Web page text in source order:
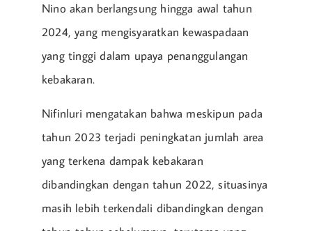
Nino akan berlangsung hingga awal tahun
2024, yang mengisyaratkan kewaspadaan
yang tinggi dalam upaya penanggulangan
kebakaran.
Nifinluri mengatakan bahwa meskipun pada
tahun 2023 terjadi peningkatan jumlah area
yang terkena dampak kebakaran
dibandingkan dengan tahun 2022, situasinya
masih lebih terkendali dibandingkan dengan